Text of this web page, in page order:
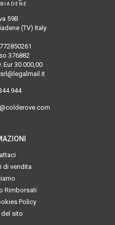
59B
(TV) Italy
376882
Eur 30.000,00
di vendita
Rimborsati
Policy
sito